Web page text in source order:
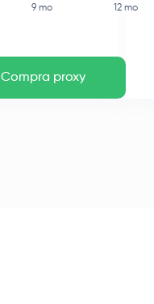
9 mo 12 mo
Compra proxy